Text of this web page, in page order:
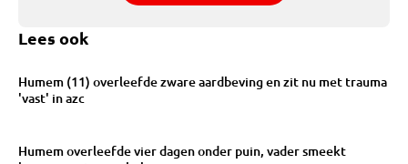
Lees ook
Humem (11) overleefde zware aardbeving en zit nu met trauma
'vast' in azc
Humem overleefde vier dagen onder puin, vader smeekt